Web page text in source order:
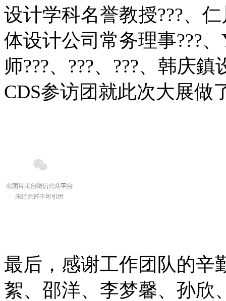
设计学科名誉教授???、
体设计公司常务理事???
师???、???、???、韩庆
CDS参访团就此次大展做
最后，感谢工作团队的辛
絮、邵洋、李梦馨、孙欣